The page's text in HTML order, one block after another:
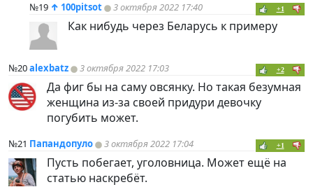
№19 ↑ 100pitsot 3 октября 2022 17:40 +1
Как нибудь через Беларусь к примеру
№20alexbatz 3 октября 2022 17:03 +2
Да фиг бы на саму овсянку. Но такая безумная
женщина из-за своей придури девочку
погубить может.
№21 Папандопуло 3 октября 2022 17:04 +1
Пусть побегает, уголовница. Может ещё на
статью наскребёт.